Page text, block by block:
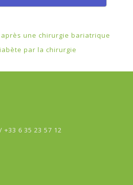
une chirurgie bariatrique
par la chirurgie
+33 6 35 23 57 12